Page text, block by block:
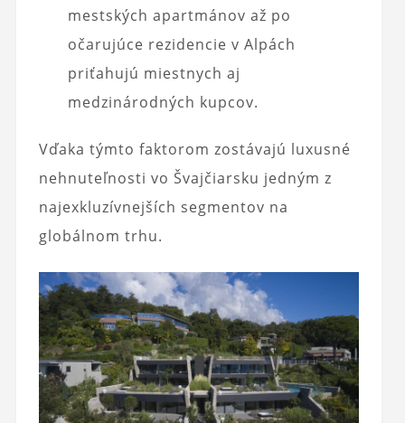
mestských apartmánov až po
očarujúce rezidencie v Alpách
priťahujú miestnych aj
medzinárodných kupcov.
Vďaka týmto faktorom zostávajú luxusné
nehnuteľnosti vo Švajčiarsku jedným z
najexkluzívnejších segmentov na
globálnom trhu.